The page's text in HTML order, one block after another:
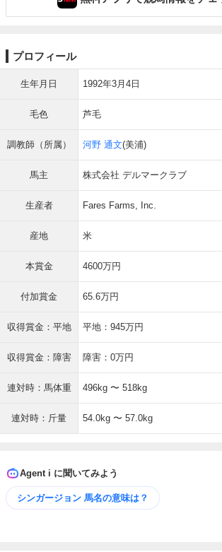
プロフィール
生年月日 1992年3月4日
毛色 芦毛
調教師（所属） 河野 通文(美浦)
馬主 株式会社 デルマークラブ
生産者 Fares Farms, Inc.
産地 米
本賞金 4600万円
付加賞金 65.6万円
収得賞金：平地 平地：945万円
収得賞金：障害 障害：0万円
連対時：馬体重 496kg 〜 518kg
連対時：斤量 54.0kg 〜 57.0kg
Agent i に聞いてみよう
シンガージョン 馬名の意味は？